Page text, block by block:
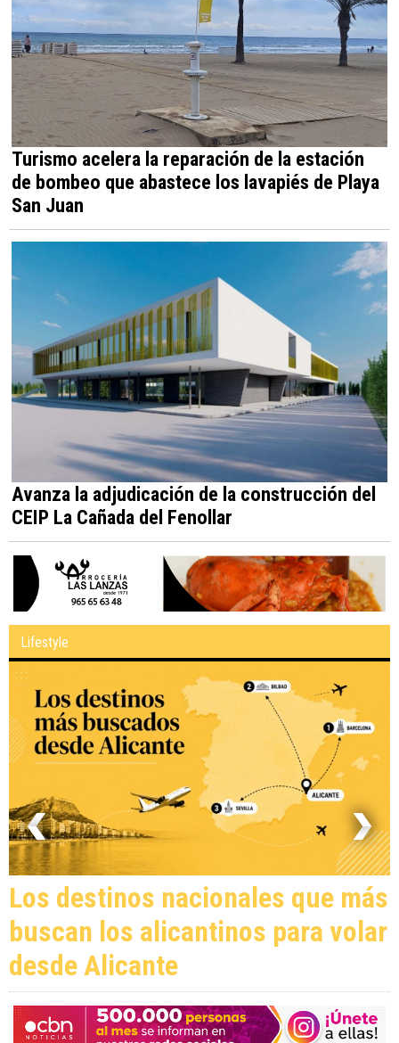
Turismo acelera la reparación de la estación
de bombeo que abastece los lavapiés de Playa
San Juan
Avanza la adjudicación de la construcción del
CEIP La Cañada del Fenollar
Lifestyle
Los destinos nacionales que más
buscan los alicantinos para volar
desde Alicante